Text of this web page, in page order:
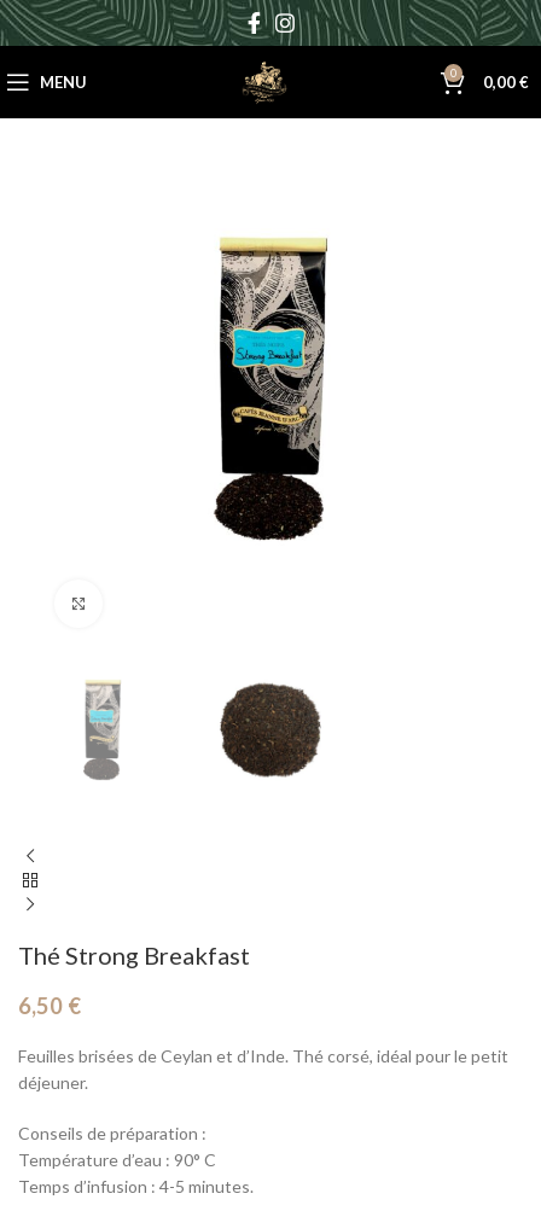
MENU 0 0,00€
Thé Strong Breakfast
6,50 €
Feuilles brisées de Ceylan et d’Inde. Thé corsé, idéal pour le petit
déjeuner.
Conseils de préparation :
Température d’eau : 90° C
Temps d’infusion : 4-5 minutes.